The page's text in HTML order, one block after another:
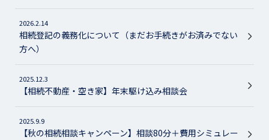
2026.2.14
相続登記の義務化について（まだお手続きがお済みでない
方へ）
2025.12.3
【相続不動産・空き家】年末駆け込み相談会
2025.9.9
【秋の相続相談キャンペーン】相談80分＋費用シミュレー